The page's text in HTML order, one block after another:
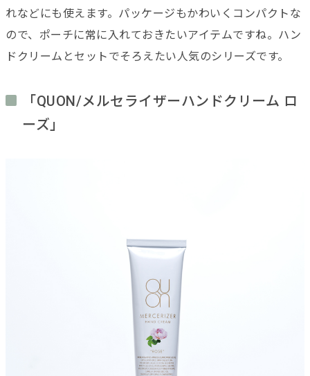
れなどにも使えます。パッケージもかわいくコンパクトな
ので、ポーチに常に入れておきたいアイテムですね。ハン
ドクリームとセットでそろえたい人気のシリーズです。
「QUON/メルセライザーハンドクリーム ロ
ーズ」